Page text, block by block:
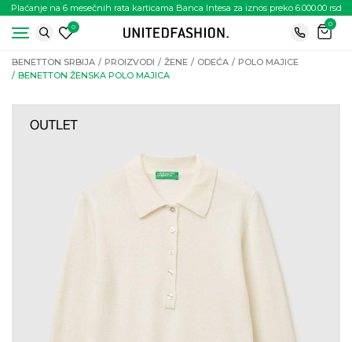
Plaćanje na 6 mesečnih rata karticama Banca Intesa za iznos preko 6.000.00 rsd
0
0
BENETTON SRBIJA PROIZVODI ŽENE ODEĆA
POLO MAJICE
BENETTON ŽENSKA POLO MAJICA